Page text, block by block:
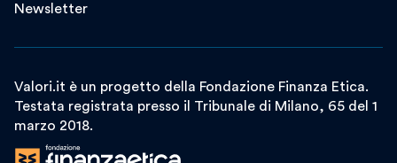
Newsletter
Valori.it è un progetto della Fondazione Finanza Etica.
Testata registrata presso il Tribunale di Milano, 65 del 1
marzo 2018.